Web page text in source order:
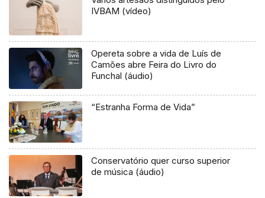
IVBAM (vídeo)
Opereta sobre a vida de Luís de
Camões abre Feira do Livro do
Funchal (áudio)
“Estranha Forma de Vida”
Conservatório quer curso superior
de música (áudio)